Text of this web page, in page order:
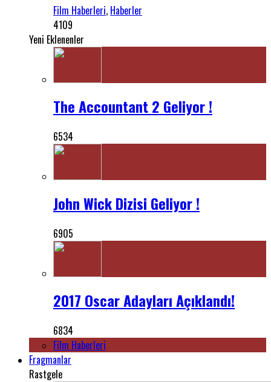
Film Haberleri, Haberler
4109
Yeni Eklenenler
The Accountant 2 Geliyor !
6534
John Wick Dizisi Geliyor !
6905
2017 Oscar Adayları Açıklandı!
6834
Film Haberleri
Fragmanlar
Rastgele